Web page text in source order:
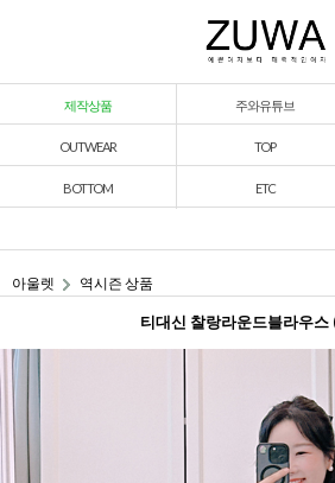
제작상품 주와유튜브
OUTWEAR TOP
BOTTOM ETC
아울렛 역시즌 상품
티대신 찰랑라운드블라우